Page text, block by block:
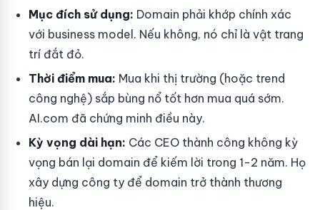
Mục đích sử dụng: Domain phải khớp chính xác
với business model. Nếu không, nó chỉ là vật trang
trí đắt đỏ.
Thời điểm mua: Mua khi thị trường (hoặc trend
công nghệ) sắp bùng nổ tốt hơn mua quá sớm.
AI.com đã chứng minh điều này.
Kỳ vọng dài hạn: Các CEO thành công không kỳ
vọng bán lại domain để kiếm lời trong 1-2 năm. Họ
xây dựng công ty để domain trở thành thương
hiệu.